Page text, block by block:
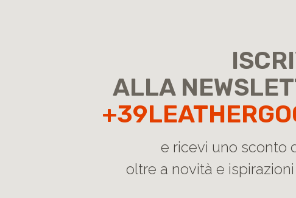
ALLA
e ricevi uno sconto
oltre a novità e